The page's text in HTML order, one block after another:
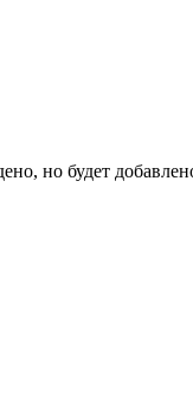
но будет